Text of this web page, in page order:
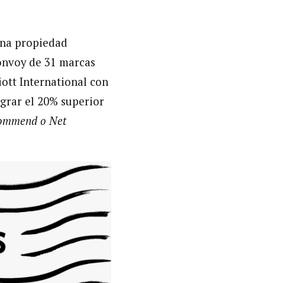
propiedad
de 31 marcas
International con
el 20% superior
o Net